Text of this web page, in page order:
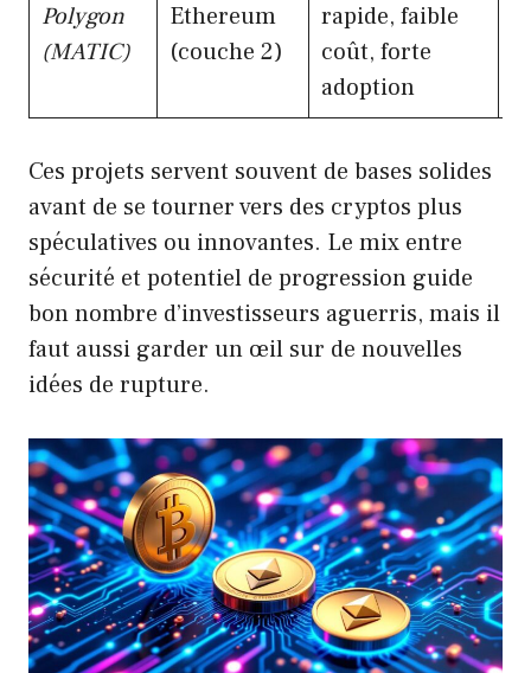
Polygon
(MATIC)
Ethereum
(couche 2)
rapide, faible
coût, forte
adoption
Ces projets servent souvent de bases solides
avant de se tourner vers des cryptos plus
spéculatives ou innovantes. Le mix entre
sécurité et potentiel de progression guide
bon nombre d’investisseurs aguerris, mais il
faut aussi garder un œil sur de nouvelles
idées de rupture.